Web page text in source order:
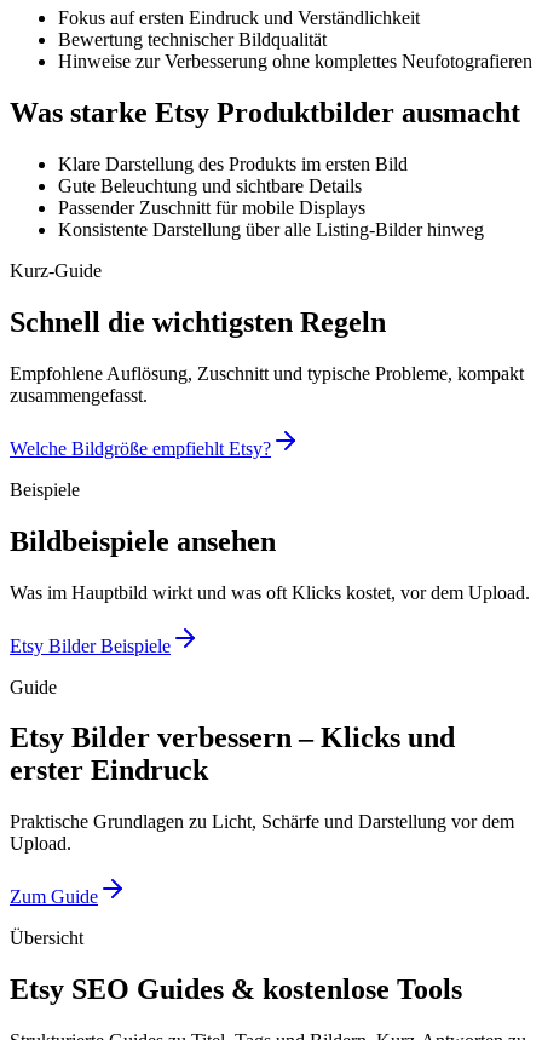
Fokus auf ersten Eindruck und Verständlichkeit
Bewertung technischer Bildqualität
Hinweise zur Verbesserung ohne komplettes Neufotografieren
Was starke Etsy Produktbilder ausmacht
Klare Darstellung des Produkts im ersten Bild
Gute Beleuchtung und sichtbare Details
Passender Zuschnitt für mobile Displays
Konsistente Darstellung über alle Listing-Bilder hinweg
Kurz-Guide
Schnell die wichtigsten Regeln
Empfohlene Auflösung, Zuschnitt und typische Probleme, kompakt
zusammengefasst.
Welche Bildgröße empfiehlt Etsy?
Beispiele
Bildbeispiele ansehen
Was im Hauptbild wirkt und was oft Klicks kostet, vor dem Upload.
Etsy Bilder Beispiele
Guide
Etsy Bilder verbessern – Klicks und
erster Eindruck
Praktische Grundlagen zu Licht, Schärfe und Darstellung vor dem
Upload.
Zum Guide
Übersicht
Etsy SEO Guides & kostenlose Tools